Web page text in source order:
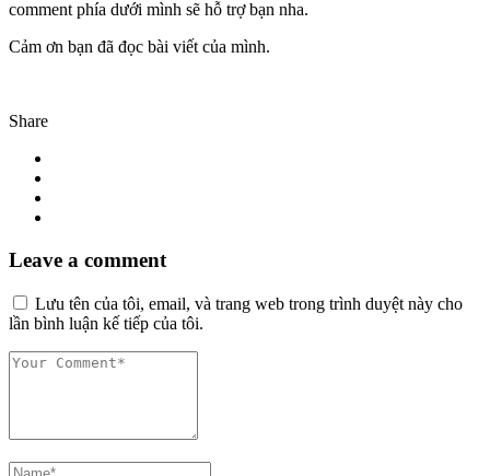
comment phía dưới mình sẽ hỗ trợ bạn nha.
Cảm ơn bạn đã đọc bài viết của mình.
Share
Leave a comment
Lưu tên của tôi, email, và trang web trong trình duyệt này cho
lần bình luận kế tiếp của tôi.